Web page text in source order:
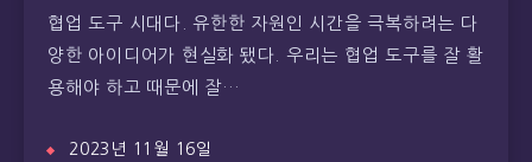
협업 도구 시대다. 유한한 자원인 시간을 극복하려는 다
양한 아이디어가 현실화 됐다. 우리는 협업 도구를 잘 활
용해야 하고 때문에 잘…
2023년 11월 16일